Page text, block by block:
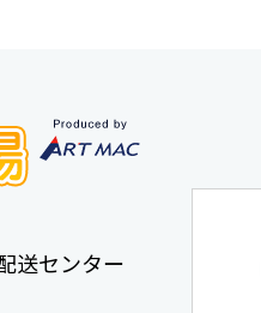
送センター